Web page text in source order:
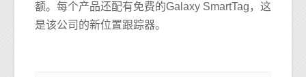
额。每个产品还配有免费的Galaxy SmartTag，这
是该公司的新位置跟踪器。